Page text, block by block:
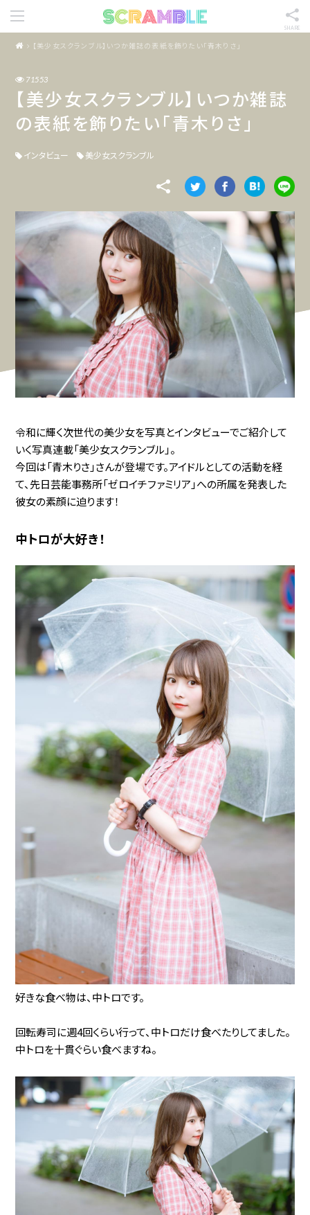
SHARE
【美少女スクランブル】いつか雑誌の表紙を飾りたい「青木りさ」
71553
【美少女スクランブル】いつか雑誌
の表紙を飾りたい「青木りさ」
インタビュー 美少女スクランブル
令和に輝く次世代の美少女を写真とインタビューでご紹介して
いく写真連載「美少女スクランブル」。
今回は「青木りさ」さんが登場です。アイドルとしての活動を経
て、先日芸能事務所「ゼロイチファミリア」への所属を発表した
彼女の素顔に迫ります！
中トロが大好き！
好きな食べ物は、中トロです。
回転寿司に週4回くらい行って、中トロだけ食べたりしてました。
中トロを十貫ぐらい食べますね。